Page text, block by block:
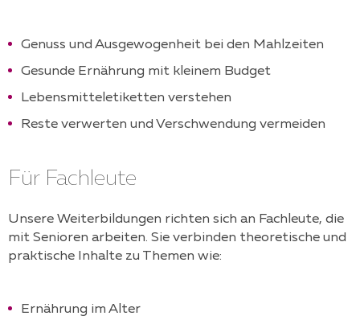
Genuss und Ausgewogenheit bei den Mahlzeiten
Gesunde Ernährung mit kleinem Budget
Lebensmitteletiketten verstehen
Reste verwerten und Verschwendung vermeiden
Für Fachleute
Unsere Weiterbildungen richten sich an Fachleute, die
mit Senioren arbeiten. Sie verbinden theoretische und
praktische Inhalte zu Themen wie:
Ernährung im Alter